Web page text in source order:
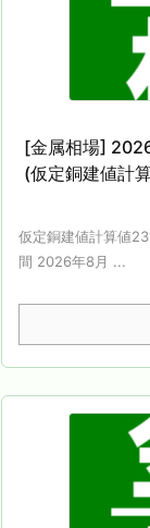
[金属相場]
(仮定銅建値計
仮定銅建値計算値
間 2026年8月 ...